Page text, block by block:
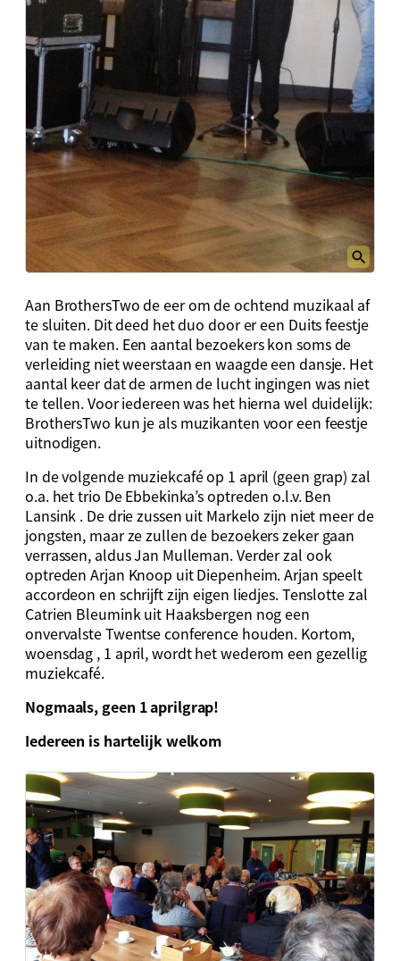
Aan BrothersTwo de eer om de ochtend muzikaal af
te sluiten. Dit deed het duo door er een Duits feestje
van te maken. Een aantal bezoekers kon soms de
verleiding niet weerstaan en waagde een dansje. Het
aantal keer dat de armen de lucht ingingen was niet
te tellen. Voor iedereen was het hierna wel duidelijk:
BrothersTwo kun je als muzikanten voor een feestje
uitnodigen.
In de volgende muziekcafé op 1 april (geen grap) zal
o.a. het trio De Ebbekinka’s optreden o.l.v. Ben
Lansink . De drie zussen uit Markelo zijn niet meer de
jongsten, maar ze zullen de bezoekers zeker gaan
verrassen, aldus Jan Mulleman. Verder zal ook
optreden Arjan Knoop uit Diepenheim. Arjan speelt
accordeon en schrijft zijn eigen liedjes. Tenslotte zal
Catrien Bleumink uit Haaksbergen nog een
onvervalste Twentse conference houden. Kortom,
woensdag , 1 april, wordt het wederom een gezellig
muziekcafé.
Nogmaals, geen 1 aprilgrap!
Iedereen is hartelijk welkom